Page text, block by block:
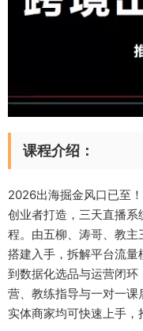
课程介绍：
2026出海掘金风口已至
创业者打造，三天直播
程。由五柳、涛哥、教
搭建入手，拆解平台流
到数据化选品与运营闭
营、教练指导与一对一课
实体商家均可快速上手，